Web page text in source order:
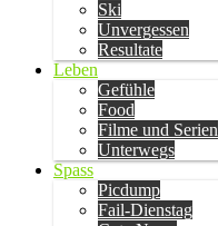
Ski
Unvergessen
Resultate
Leben
Gefühle
Food
Filme und Serien
Unterwegs
Spass
Picdump
Fail-Dienstag